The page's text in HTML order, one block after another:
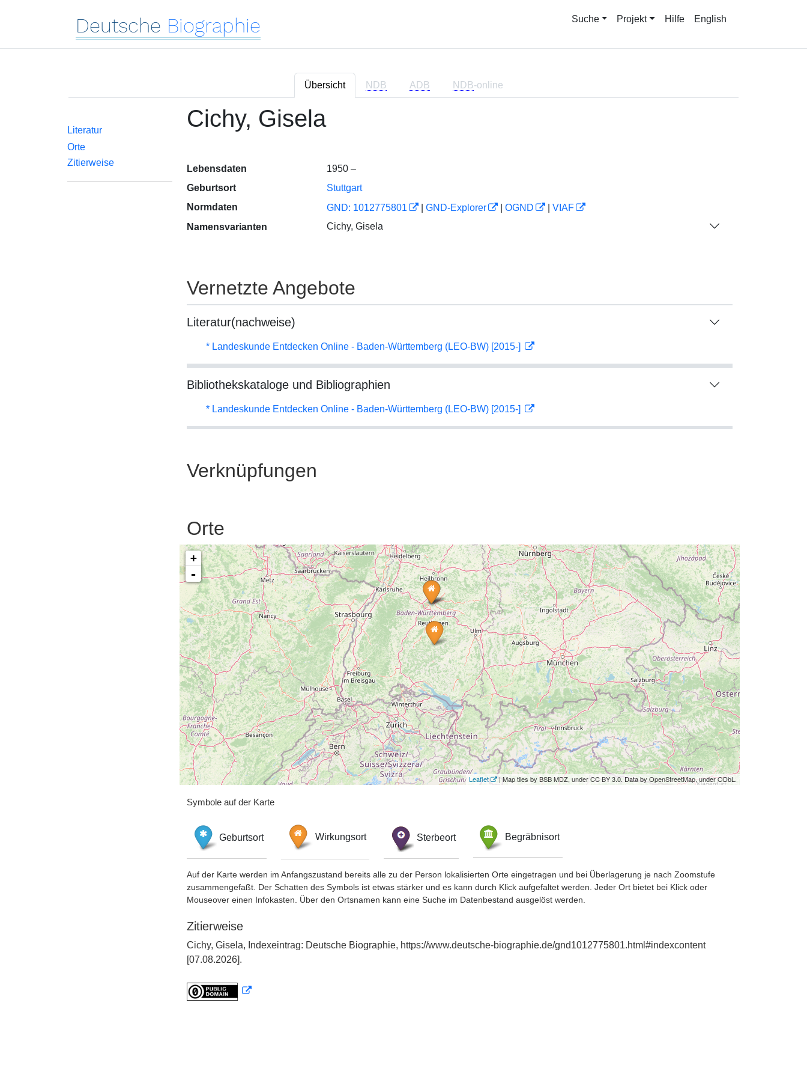
Deutsche Biographie Suche Projekt Hilfe English
Übersicht NDB ADB NDB-online
Literatur
Orte
Zitierweise
Cichy, Gisela
Lebensdaten
1950 –
Geburtsort
Stuttgart
Normdaten
GND: 1012775801 GND-Explorer OGND
VIAF
Namensvarianten
Cichy, Gisela
Vernetzte Angebote
Literatur(nachweise)
* Landeskunde Entdecken Online - Baden-Württemberg (LEO-BW) [2015-]
Bibliothekskataloge und Bibliographien
* Landeskunde Entdecken Online - Baden-Württemberg (LEO-BW) [2015-]
Verknüpfungen
Orte
+
-
Leaflet | Map tiles by BSB MDZ, under CC BY 3.0. Data by OpenStreetMap, under ODbL.
Symbole auf der Karte
Geburtsort Wirkungsort Sterbeort Begräbnisort
Auf der Karte werden im Anfangszustand bereits alle zu der Person lokalisierten Orte eingetragen und bei Überlagerung je nach Zoomstufe
zusammengefaßt. Der Schatten des Symbols ist etwas stärker und es kann durch Klick aufgefaltet werden. Jeder Ort bietet bei Klick oder
Mouseover einen Infokasten. Über den Ortsnamen kann eine Suche im Datenbestand ausgelöst werden.
Zitierweise
Cichy, Gisela, Indexeintrag: Deutsche Biographie, https://www.deutsche-biographie.de/gnd1012775801.html#indexcontent
[07.08.2026].